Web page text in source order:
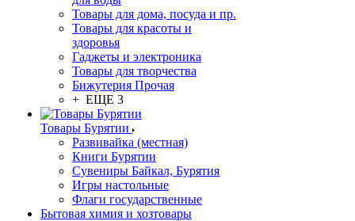
Товары для дома, посуда и пр.
Товары для красоты и
здоровья
Гаджеты и электроника
Товары для творчества
Бижутерия Прочая
+ ЕЩЕ 3
Товары Бурятии
Развивайка (местная)
Книги Бурятии
Сувениры Байкал, Бурятия
Игры настольные
Флаги государственные
Бытовая химия и хозтовары